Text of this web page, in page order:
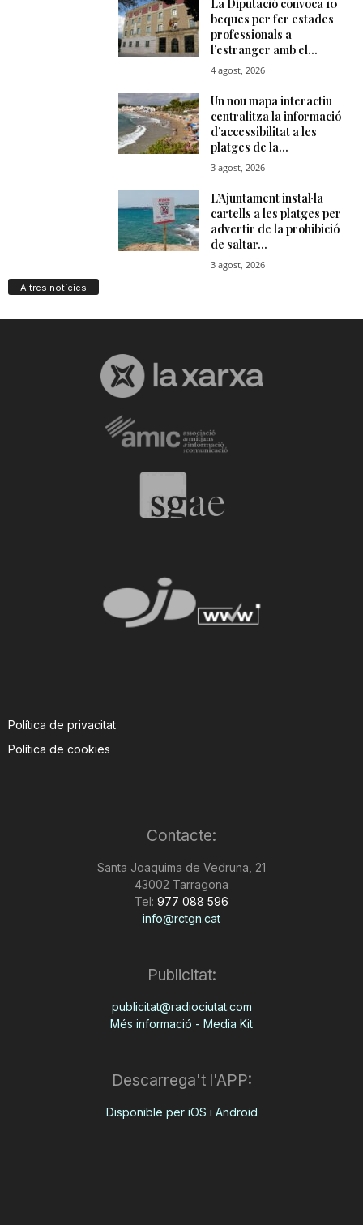
Altres notícies
Política de privacitat
Política de cookies
Contacte:
Santa Joaquima de Vedruna, 21
43002 Tarragona
Tel: 977 088 596
info@rctgn.cat
Publicitat:
publicitat@radiociutat.com
Més informació - Media Kit
Descarrega't l'APP:
Disponible per iOS i Android